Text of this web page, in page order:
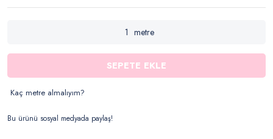
metre
SEPETE EKLE
Kaç metre almalıyım?
Bu ürünü sosyal medyada paylaş!